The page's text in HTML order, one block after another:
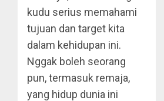
kudu serius memahami
tujuan dan target kita
dalam kehidupan ini.
Nggak boleh seorang
pun, termasuk remaja,
yang hidup dunia ini